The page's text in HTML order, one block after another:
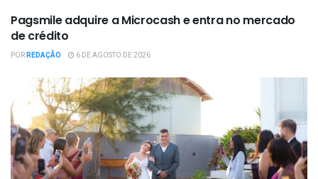
Pagsmile adquire a Microcash e entra no mercado
de crédito
PORREDAÇÃO 6 DE AGOSTO DE 2026